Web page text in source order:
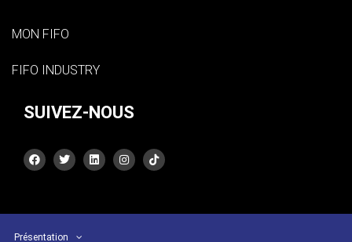
MON FIFO
FIFO INDUSTRY
SUIVEZ-NOUS
Présentation